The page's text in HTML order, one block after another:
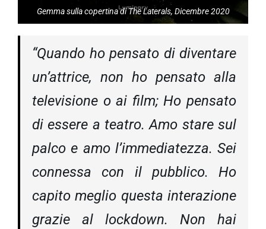
Gemma sulla copertina di The Laterals, Dicembre 2020
“Quando ho pensato di diventare
un’attrice, non ho pensato alla
televisione o ai film; Ho pensato
di essere a teatro. Amo stare sul
palco e amo l’immediatezza. Sei
connessa con il pubblico. Ho
capito meglio questa interazione
grazie al lockdown. Non hai